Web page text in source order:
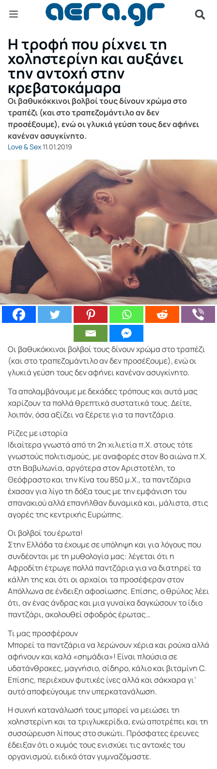
Η τροφή που ρίχνει τη
χοληστερίνη και αυξάνει
την αντοχή στην
κρεβατοκάμαρα
Οι βαθυκόκκινοι βολβοί τους δίνουν χρώμα στο
τραπέζι (και στο τραπεζομάντιλο αν δεν
προσέξουμε), ενώ οι γλυκιά γεύση τους δεν αφήνει
κανέναν ασυγκίνητο.
Love & Sex11.01.2019
Οι βαθυκόκκινοι βολβοί τους δίνουν χρώμα στο τραπέζι
(και στο τραπεζομάντιλο αν δεν προσέξουμε), ενώ οι
γλυκιά γεύση τους δεν αφήνει κανέναν ασυγκίνητο.
Τα απολαμβάνουμε με δεκάδες τρόπους και αυτά μας
χαρίζουν τα πολλά θρεπτικά συστατικά τους. Δείτε,
λοιπόν, όσα αξίζει να ξέρετε για τα παντζάρια.
Ρίζες με ιστορία
Ιδιαίτερα γνωστά από τη 2η χιλιετία π.Χ. στους τότε
γνωστούς πολιτισμούς, με αναφορές στον 8ο αιώνα π.Χ.
στη Βαβυλωνία, αργότερα στον Αριστοτέλη, το
Θεόφραστο και την Κίνα του 850 μ.Χ., τα παντζάρια
έχασαν για λίγο τη δόξα τους με την εμφάνιση του
σπανακιού αλλά επανήλθαν δυναμικά και, μάλιστα, στις
αγορές της κεντρικής Ευρώπης.
Οι βολβοί του έρωτα!
Στην Ελλάδα τα έχουμε σε υπόληψη και για λόγους που
συνδέονται με τη μυθολογία μας: λέγεται ότι η
Αφροδίτη έτρωγε πολλά παντζάρια για να διατηρεί τα
κάλλη της και ότι οι αρχαίοι τα προσέφεραν στον
Απόλλωνα σε ένδειξη αφοσίωσης. Επίσης, ο θρύλος λέει
ότι, αν ένας άνδρας και μια γυναίκα δαγκώσουν το ίδιο
παντζάρι, ακολουθεί σφοδρός έρωτας…
Τι μας προσφέρουν
Μπορεί τα παντζάρια να λερώνουν χέρια και ρούχα αλλά
αφήνουν και καλά «σημάδια»! Είναι πλούσια σε
υδατάνθρακες, μαγνήσιο, σίδηρο, κάλιο και βιταμίνη C.
Επίσης, περιέχουν φυτικές ίνες αλλά και σάκχαρα γι’
αυτό αποφεύγουμε την υπερκατανάλωση.
Η συχνή κατανάλωσή τους μπορεί να μειώσει τη
χοληστερίνη και τα τριγλυκερίδια, ενώ αποτρέπει και τη
συσσώρευση λίπους στο συκώτι. Πρόσφατες έρευνες
έδειξαν ότι ο χυμός τους ενισχύει τις αντοχές του
οργανισμού, ειδικά όταν γυμναζόμαστε.